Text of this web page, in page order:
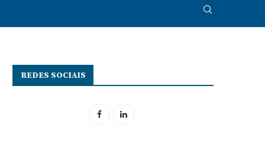
REDES SOCIAIS